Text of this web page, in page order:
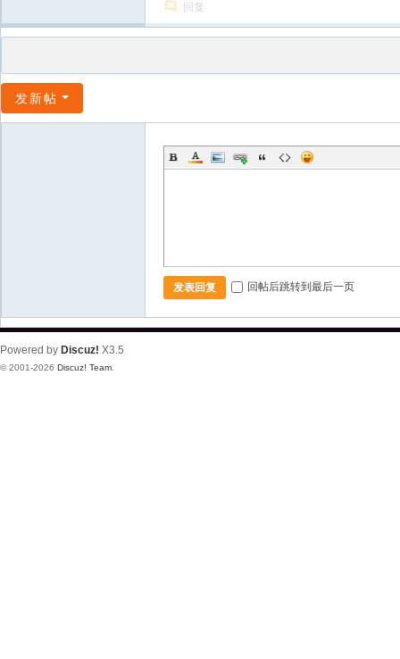
回复
发新帖
发表回复 回帖后跳转到最后一页
Powered by Discuz! X3.5
© 2001-2026 Discuz! Team